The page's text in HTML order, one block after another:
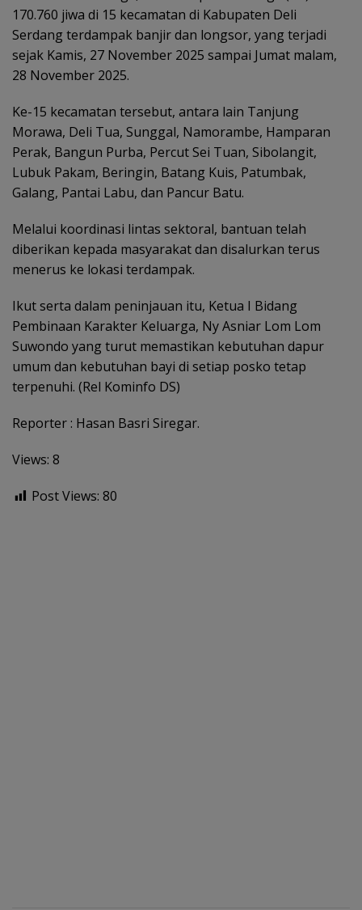
170.760 jiwa di 15 kecamatan di Kabupaten Deli
Serdang terdampak banjir dan longsor, yang terjadi
sejak Kamis, 27 November 2025 sampai Jumat malam,
28 November 2025.
Ke-15 kecamatan tersebut, antara lain Tanjung
Morawa, Deli Tua, Sunggal, Namorambe, Hamparan
Perak, Bangun Purba, Percut Sei Tuan, Sibolangit,
Lubuk Pakam, Beringin, Batang Kuis, Patumbak,
Galang, Pantai Labu, dan Pancur Batu.
Melalui koordinasi lintas sektoral, bantuan telah
diberikan kepada masyarakat dan disalurkan terus
menerus ke lokasi terdampak.
Ikut serta dalam peninjauan itu, Ketua I Bidang
Pembinaan Karakter Keluarga, Ny Asniar Lom Lom
Suwondo yang turut memastikan kebutuhan dapur
umum dan kebutuhan bayi di setiap posko tetap
terpenuhi. (Rel Kominfo DS)
Reporter : Hasan Basri Siregar.
Views: 8
Post Views: 80